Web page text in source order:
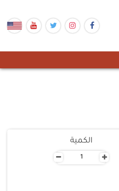
الكمية
- +